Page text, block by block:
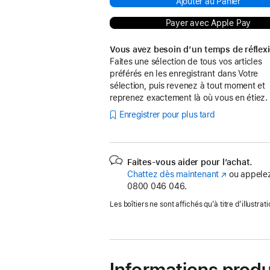
Payer avec Apple Pay
Vous avez besoin d’un temps de
Faites une sélection de tous vos articles
préférés en les enregistrant dans Votre
sélection, puis revenez à tout moment et
reprenez exactement là où vous en étiez.
Enregistrer pour plus tard
Faites-vous aider pour l’achat.
Chattez dès maintenant (s’ouvre
nouvelle
ou
0800 046 046.
Les boîtiers ne sont affichés qu’à titre